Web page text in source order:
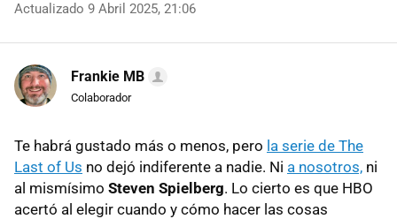
Actualizado 9 Abril 2025, 21:06
Frankie MB
Colaborador
Te habrá gustado más o menos, pero la serie de The
Last of Us no dejó indiferente a nadie. Ni a nosotros, ni
al mismísimo Steven Spielberg. Lo cierto es que HBO
acertó al elegir cuando y cómo hacer las cosas